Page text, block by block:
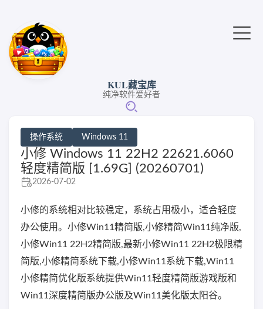
KUL藏宝库
纯净软件爱好者
操作系统 Windows 11
小修 Windows 11 22H2 22621.6060
轻度精简版 [1.69G] (20260701)
2026-07-02
小修的系统相对比较稳定，系统占用极小，适合轻度
办公使用。小修Win11精简版,小修精简Win11纯净版,
小修Win11 22H2精简版,最新小修Win11 22H2极限精
简版,小修精简系统下载,小修Win11系统下载,Win11
小修精简优化版系统提供Win11轻度精简版游戏版和
Win11深度精简版办公版及Win11美化版太阳谷。